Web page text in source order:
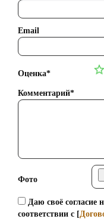
Email
Оценка*
Комментарий*
Фото
Даю своё согласие
соответствии с [